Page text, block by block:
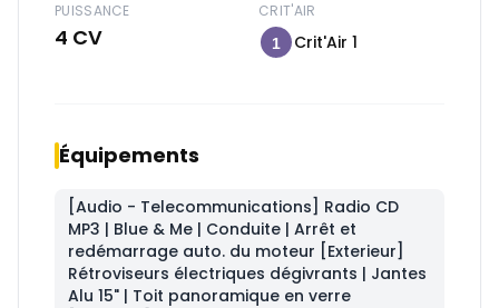
PUISSANCE
4 CV
CRIT'AIR
1 Crit'Air 1
Équipements
[Audio - Telecommunications] Radio CD
MP3 | Blue & Me | Conduite | Arrêt et
redémarrage auto. du moteur [Exterieur]
Rétroviseurs électriques dégivrants | Jantes
Alu 15" | Toit panoramique en verre